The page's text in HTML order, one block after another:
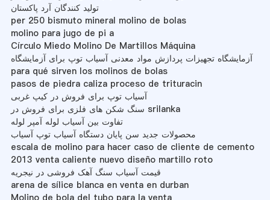
تولید کنندگان آرد پاکستان
per 250 bismuto mineral molino de bolas
molino para jugo de pi a
Círculo Miedo Molino De Martillos Máquina
آزمایشگاه تجهیزات پردازش مواد معدنی آسیاب توپ برای آزمایشگاه
para qué sirven los molinos de bolas
pasos de piedra caliza proceso de trituracin
آسیاب توپ برای فروش در کیپ غربی
سنگ شکن های فلزی برای فروش در srilanka
تفاوت بین آسیاب لوله آمپر لوله
محصولات جدید سن پایان دستگاه آسیاب توپ آسیاب
escala de molino para hacer caso de cliente de cemento
2013 venta caliente nuevo diseño martillo roto
قیمت آسیاب سنگ آهک فروشی در نیجریه
arena de sílice blanca en venta en durban
Molino de bola del tubo para la venta